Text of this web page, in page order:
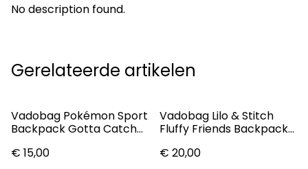
No description found.
Gerelateerde artikelen
Vadobag Pokémon Sport
Backpack Gotta Catch
€ 15,00
Vadobag Lilo & Stitch
Fluffy Friends Backpack
€ 20,00